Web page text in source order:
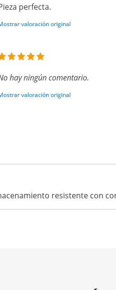
perfecta.
valoración original
hay ningún comentario.
valoración original
resistente con